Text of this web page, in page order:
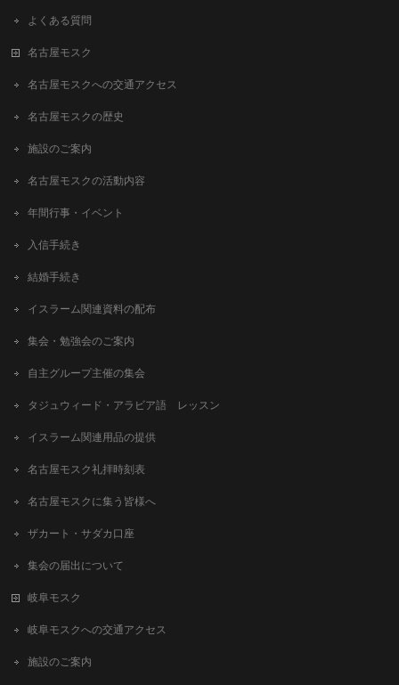
よくある質問
名古屋モスク
名古屋モスクへの交通アクセス
名古屋モスクの歴史
施設のご案内
名古屋モスクの活動内容
年間行事・イベント
入信手続き
結婚手続き
イスラーム関連資料の配布
集会・勉強会のご案内
自主グループ主催の集会
タジュウィード・アラビア語 レッスン
イスラーム関連用品の提供
名古屋モスク礼拝時刻表
名古屋モスクに集う皆様へ
ザカート・サダカ口座
集会の届出について
岐阜モスク
岐阜モスクへの交通アクセス
施設のご案内